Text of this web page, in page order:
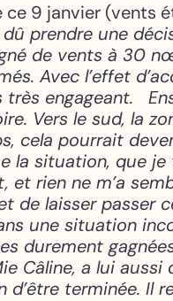
ce 9 janvier (vents
dû prendre une
de vents à 30
Avec l’effet
engageant.
Vers le sud, la
cela pourrait
la situation, que
rien ne m’a
de laisser passer
une situation
durement
Câline, a lui aussi
d’être terminée. Il